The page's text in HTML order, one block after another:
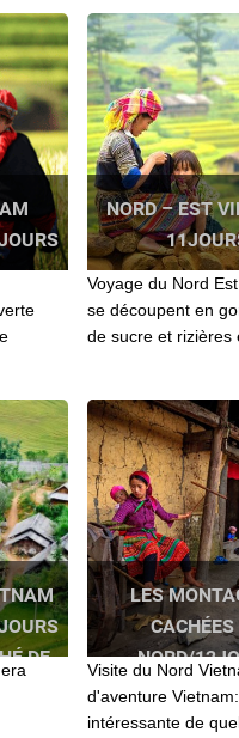
NORD – EST
Voyage du Nord
se découpent en
de sucre et rizières
DE
LES
CACHÉES
NORD/
Visite du Nord
d'aventure
intéressante de